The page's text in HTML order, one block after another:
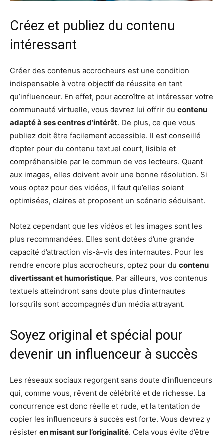
Créez et publiez du contenu
intéressant
Créer des contenus accrocheurs est une condition
indispensable à votre objectif de réussite en tant
qu’influenceur. En effet, pour accroître et intéresser votre
communauté virtuelle, vous devrez lui offrir du contenu
adapté à ses centres d’intérêt. De plus, ce que vous
publiez doit être facilement accessible. Il est conseillé
d’opter pour du contenu textuel court, lisible et
compréhensible par le commun de vos lecteurs. Quant
aux images, elles doivent avoir une bonne résolution. Si
vous optez pour des vidéos, il faut qu’elles soient
optimisées, claires et proposent un scénario séduisant.
Notez cependant que les vidéos et les images sont les
plus recommandées. Elles sont dotées d’une grande
capacité d’attraction vis-à-vis des internautes. Pour les
rendre encore plus accrocheurs, optez pour du contenu
divertissant et humoristique. Par ailleurs, vos contenus
textuels atteindront sans doute plus d’internautes
lorsqu’ils sont accompagnés d’un média attrayant.
Soyez original et spécial pour
devenir un influenceur à succès
Les réseaux sociaux regorgent sans doute d’influenceurs
qui, comme vous, rêvent de célébrité et de richesse. La
concurrence est donc réelle et rude, et la tentation de
copier les influenceurs à succès est forte. Vous devrez y
résister en misant sur l’originalité. Cela vous évite d’être